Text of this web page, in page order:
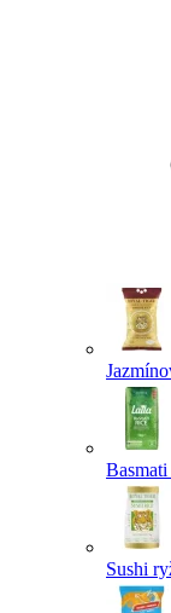
Basmati
Sushi